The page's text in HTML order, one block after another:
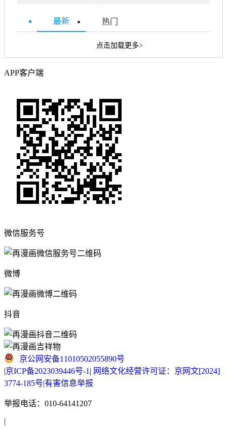
最新 热门
点击加载更多>
APP客户端
微信服务号
微博
抖音
京公网安备11010502055890号
|京ICP备2023039446号-1 | 网络文化经营许可证：京网文[2024]
3774-185号|有害信息举报
举报电话：010-64141207
|